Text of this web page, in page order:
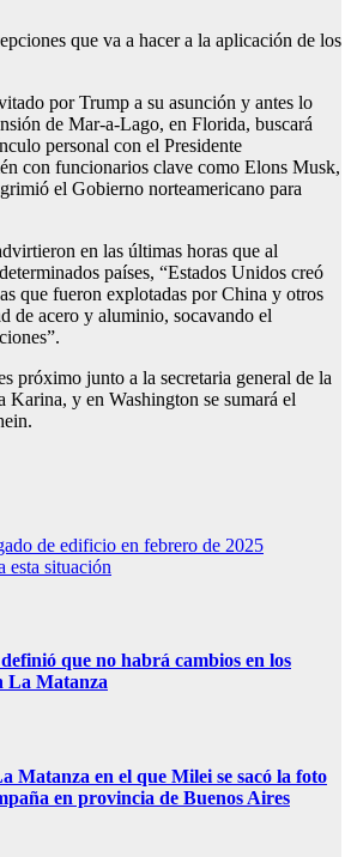
que va a hacer a la aplicación de los
por Trump a su asunción y antes lo
de Mar-a-Lago, en Florida, buscará
personal con el Presidente
con funcionarios clave como Elons Musk,
el Gobierno norteamericano para
en las últimas horas que al
países, “Estados Unidos creó
que fueron explotadas por China y otros
de acero y aluminio, socavando el
próximo junto a la secretaria general de la
Karina, y en Washington se sumará el
de edificio en febrero de 2025
esta situación
que no habrá cambios en los
La Matanza
Matanza en el que Milei se sacó la foto
en provincia de Buenos Aires